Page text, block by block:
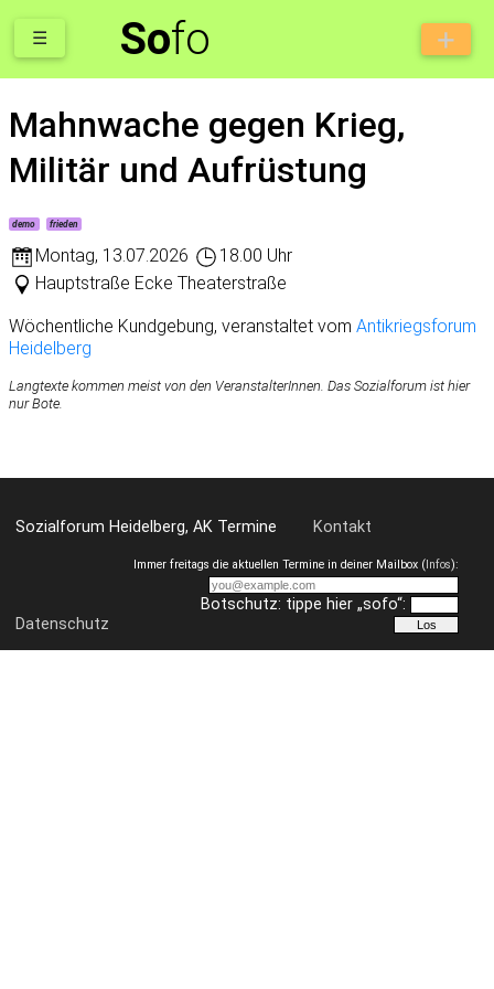
Sofo
☰
Mahnwache gegen Krieg,
Militär und Aufrüstung
demo frieden
Montag, 13.07.2026
18.00 Uhr
Hauptstraße Ecke Theaterstraße
Wöchentliche Kundgebung, veranstaltet vom Antikriegsforum
Heidelberg
Langtexte kommen meist von den VeranstalterInnen. Das Sozialforum ist hier
nur Bote.
Sozialforum Heidelberg, AK Termine Kontakt
Datenschutz
Immer freitags die aktuellen Termine in deiner Mailbox (Infos):
Botschutz: tippe hier „sofo“: